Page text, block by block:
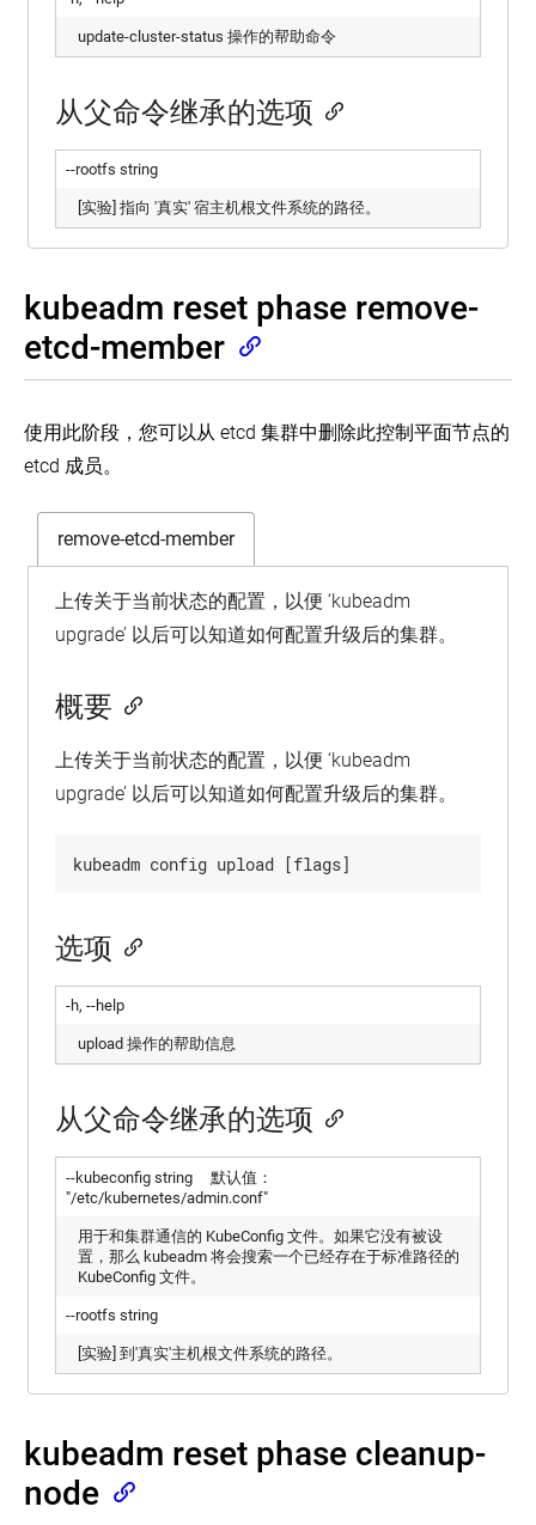
update-cluster-status 操作的帮助命令
从父命令继承的选项
--rootfs string
[实验] 指向 '真实' 宿主机根文件系统的路径。
kubeadm reset phase remove-
etcd-member
使用此阶段，您可以从 etcd 集群中删除此控制平面节点的
etcd 成员。
remove-etcd-member
上传关于当前状态的配置，以便 ‘kubeadm
upgrade’ 以后可以知道如何配置升级后的集群。
概要
上传关于当前状态的配置，以便 ‘kubeadm
upgrade’ 以后可以知道如何配置升级后的集群。
选项
-h, --help
upload 操作的帮助信息
从父命令继承的选项
--kubeconfig string 默认值：
"/etc/kubernetes/admin.conf"
用于和集群通信的 KubeConfig 文件。如果它没有被设
置，那么 kubeadm 将会搜索一个已经存在于标准路径的
KubeConfig 文件。
--rootfs string
[实验] 到'真实'主机根文件系统的路径。
kubeadm reset phase cleanup-
node